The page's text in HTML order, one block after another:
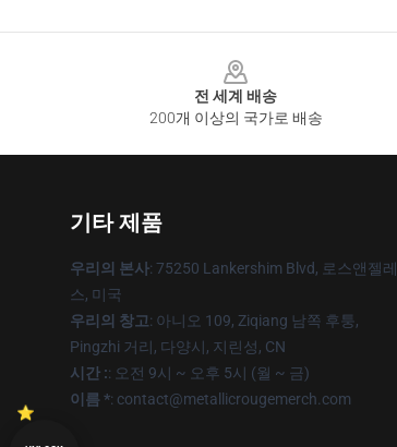
전 세계 배송
200개 이상의 국가로 배송
기타 제품
우리의 본사: 75250 Lankershim Blvd, 로스앤젤레
스, 미국
우리의 창고: 아니오 109, Ziqiang 남쪽 후퉁,
Pingzhi 거리, 다양시, 지린성, CN
시간 :: 오전 9시 ~ 오후 5시 (월 ~ 금)
이름 *: contact@metallicrougemerch.com